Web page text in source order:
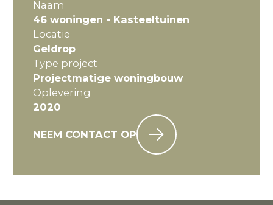
Naam
46 woningen - Kasteeltuinen
Locatie
Geldrop
Type project
Projectmatige woningbouw
Oplevering
2020
NEEM CONTACT OP